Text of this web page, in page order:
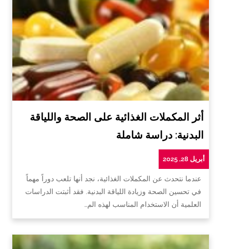
أثر المكملات الغذائية على الصحة واللياقة
البدنية: دراسة شاملة
أبريل 28, 2025
عندما نتحدث عن المكملات الغذائية، نجد أنها تلعب دوراً مهماً
في تحسين الصحة وزيادة اللياقة البدنية. فقد أثبتت الدراسات
العلمية أن الاستخدام المناسب لهذه الم…